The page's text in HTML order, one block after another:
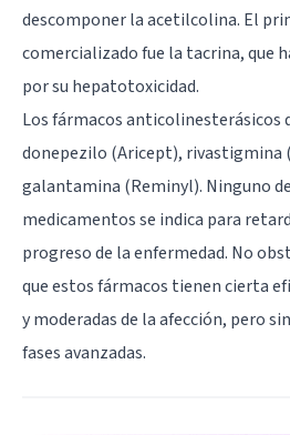
descomponer la acetilcolina. El
comercializado fue la tacrina, que
por su hepatotoxicidad.
Los fármacos anticolinesterásicos
donepezilo (Aricept), rivastigmina
galantamina (Reminyl). Ninguno
medicamentos se indica para
progreso de la enfermedad. No
que estos fármacos tienen cierta
y moderadas de la afección, pero
fases avanzadas.